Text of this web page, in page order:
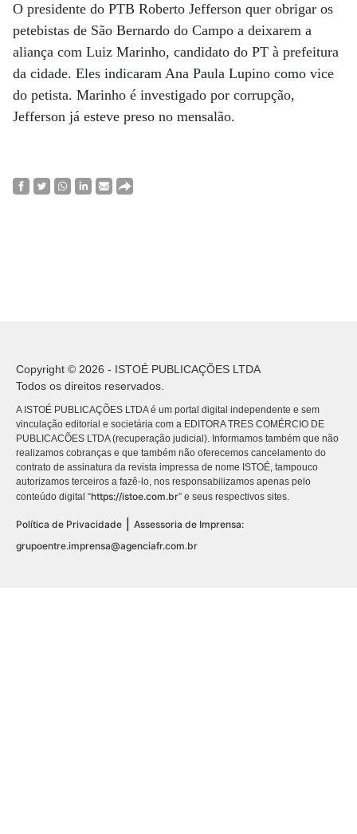
O presidente do PTB Roberto Jefferson quer obrigar os
petebistas de São Bernardo do Campo a deixarem a
aliança com Luiz Marinho, candidato do PT à prefeitura
da cidade. Eles indicaram Ana Paula Lupino como vice
do petista. Marinho é investigado por corrupção,
Jefferson já esteve preso no mensalão.
Copyright © 2026 - ISTOÉ PUBLICAÇÕES LTDA
Todos os direitos reservados.
A ISTOÉ PUBLICAÇÕES LTDA é um portal digital independente e sem
vinculação editorial e societária com a EDITORA TRES COMÉRCIO DE
PUBLICACÕES LTDA (recuperação judicial). Informamos também que não
realizamos cobranças e que também não oferecemos cancelamento do
contrato de assinatura da revista impressa de nome ISTOÉ, tampouco
autorizamos terceiros a fazê-lo, nos responsabilizamos apenas pelo
conteúdo digital “https://istoe.com.br” e seus respectivos sites.
Política de Privacidade
Assessoria de Imprensa:
grupoentre.imprensa@agenciafr.com.br